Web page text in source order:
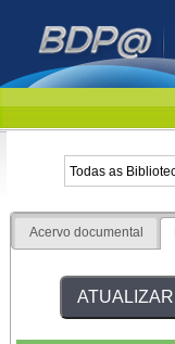
Acervo documental